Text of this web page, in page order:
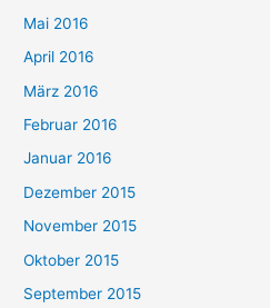
Mai 2016
April 2016
März 2016
Februar 2016
Januar 2016
Dezember 2015
November 2015
Oktober 2015
September 2015